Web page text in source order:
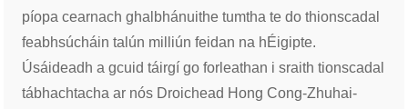
píopa cearnach ghalbhánuithe tumtha te do thionscadal
feabhsúcháin talún milliún feidan na hÉigipte.
Úsáideadh a gcuid táirgí go forleathan i sraith tionscadal
tábhachtacha ar nós Droichead Hong Cong-Zhuhai-